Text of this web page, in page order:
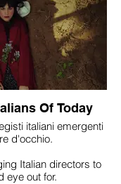
Of Today
italiani emergenti
d'occhio.
Italian directors to
eye out for.